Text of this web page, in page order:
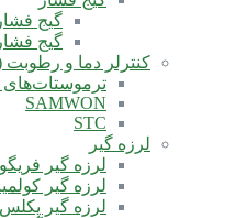
گیج
گیج فشار LR
کنترلر دما و
ترموستات‌های DOTECH
SAMWON
STC
لرزه گیر
لرزه گیر
لرزه گیر
لرزه گیر پکلس